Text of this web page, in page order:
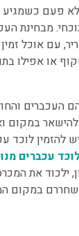
פעם כשמגיע
מבחינת
עם אוכל
או אפילו
העכברים
להישאר
להזמין לוכד
עכברים
ילכוד את
במקום